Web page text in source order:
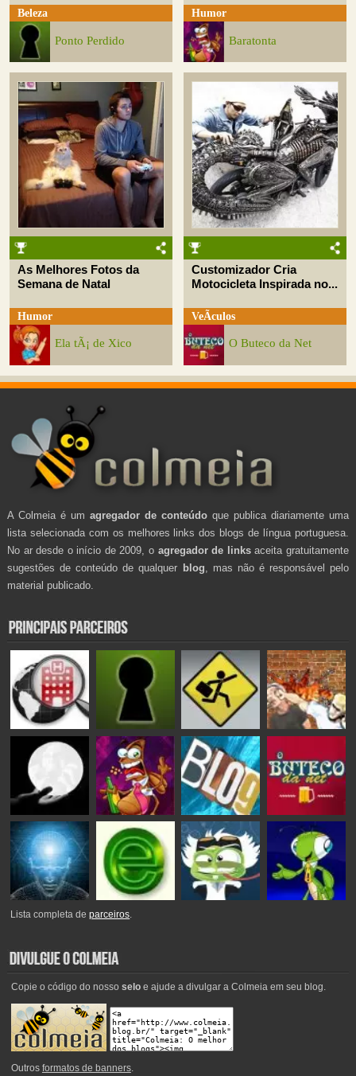
Beleza
Ponto Perdido
Humor
Baratonta
As Melhores Fotos da
Semana de Natal
Humor
Ela tÃ¡ de Xico
Customizador Cria
Motocicleta Inspirada no...
VeÃ­culos
O Buteco da Net
A Colmeia é um agregador de conteúdo que publica diariamente uma
lista selecionada com os melhores links dos blogs de língua portuguesa.
No ar desde o início de 2009, o agregador de linksaceita gratuitamente
sugestões de conteúdo de qualquer blog , mas não é responsável pelo
material publicado.
Lista completa deparceiros.
Copie o código do nosso seloe ajude a divulgar a Colmeia em seu blog.
Outros formatos de banners.